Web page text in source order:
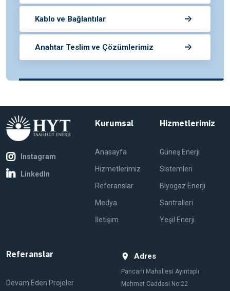
Kablo ve Bağlantılar
Anahtar Teslim ve Çözümlerimiz
Instagram
LinkedIn
Kurumsal
Anasayfa
Hizmetlerimiz
Referanslar
Medya
İletişim
Hizmetlerimiz
Güneş Enerji
Sistemleri
Biyogaz Enerji
Santralleri
Yeşil Enerji
Referanslar
Devam Eden Projeler
Adres
Pancarlı Mahallesi Ayıntaplı
Mehmet Caddesi No:22